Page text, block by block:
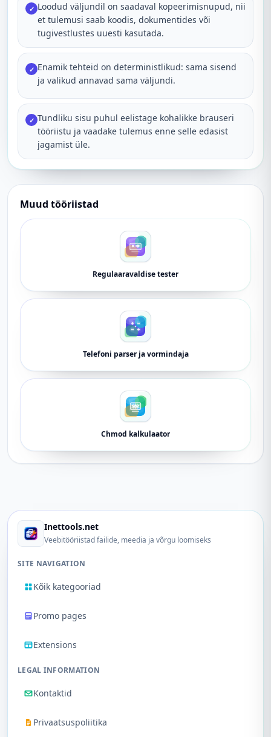
✓ Loodud väljundil on saadaval kopeerimisnupud, nii
et tulemusi saab koodis, dokumentides või
tugivestlustes uuesti kasutada.
✓ Enamik tehteid on deterministlikud: sama sisend
ja valikud annavad sama väljundi.
✓ Tundliku sisu puhul eelistage kohalikke brauseri
tööriistu ja vaadake tulemus enne selle edasist
jagamist üle.
Muud tööriistad
Regulaaravaldise tester
Telefoni parser ja vormindaja
Chmod kalkulaator
Inettools.net
Veebitööriistad failide, meedia ja võrgu loomiseks
SITE NAVIGATION
Kõik kategooriad
Promo pages
Extensions
LEGAL INFORMATION
Kontaktid
Privaatsuspoliitika